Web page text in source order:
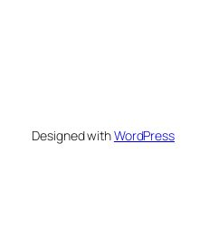
Designed withWordPress